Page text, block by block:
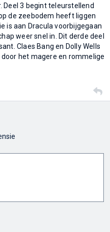
Deel 3 begint teleurstellend
de zeebodem heeft liggen
is aan Dracula voorbijgegaan
weer snel in. Dit derde deel
Claes Bang en Dolly Wells
het magere en rommelige